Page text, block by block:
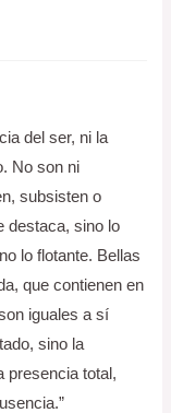
del ser, ni la
No son ni
subsisten o
destaca, sino lo
lo flotante. Bellas
que contienen en
iguales a sí
sino la
presencia total,